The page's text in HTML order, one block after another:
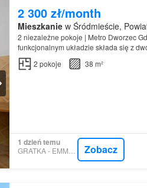
2 300 zł/month
Mieszkaniew Śródmieście,
2 niezależne pokoje | Metro Dworzec
funkcjonalnym układzie składa się z
przestronnej i jasnej, oddzielnej kuchni
2 pokoje 38 m²
1 dzień temu
Zobacz